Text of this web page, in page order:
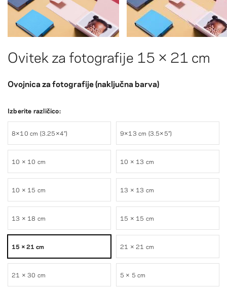
Ovitek za fotografije 15 × 21 cm
Ovojnica za fotografije (naključna barva)
Izberite različico:
8×10 cm (3.25×4″) 9×13 cm (3.5×5″)
10 × 10 cm 10 × 13 cm
10 × 15 cm 13 × 13 cm
13 × 18 cm 15 × 15 cm
15 × 21 cm 21 × 21 cm
21 × 30 cm 5 × 5 cm